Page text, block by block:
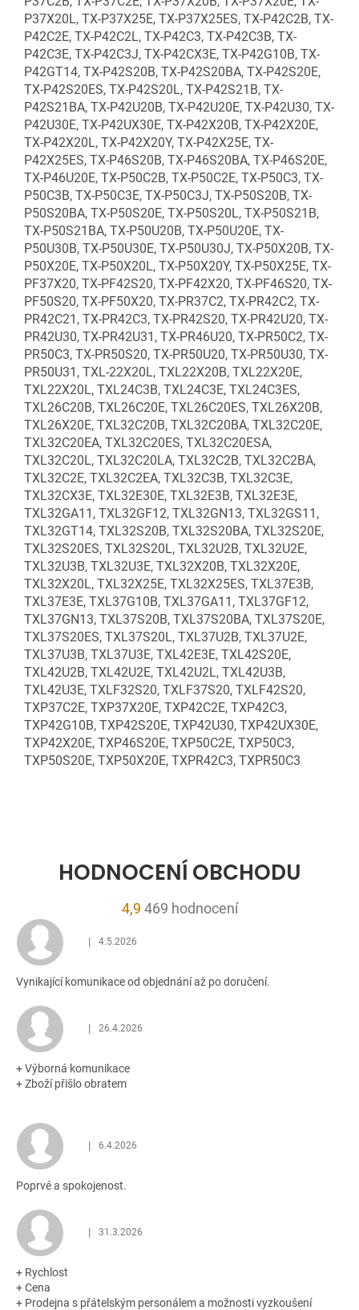
P37X20L, TX-P37X25E, TX-P37X25ES, TX-P42C2B, TX-
P42C2E, TX-P42C2L, TX-P42C3, TX-P42C3B, TX-
P42C3E, TX-P42C3J, TX-P42CX3E, TX-P42G10B, TX-
P42GT14, TX-P42S20B, TX-P42S20BA, TX-P42S20E,
TX-P42S20ES, TX-P42S20L, TX-P42S21B, TX-
P42S21BA, TX-P42U20B, TX-P42U20E, TX-P42U30, TX-
P42U30E, TX-P42UX30E, TX-P42X20B, TX-P42X20E,
TX-P42X20L, TX-P42X20Y, TX-P42X25E, TX-
P42X25ES, TX-P46S20B, TX-P46S20BA, TX-P46S20E,
TX-P46U20E, TX-P50C2B, TX-P50C2E, TX-P50C3, TX-
P50C3B, TX-P50C3E, TX-P50C3J, TX-P50S20B, TX-
P50S20BA, TX-P50S20E, TX-P50S20L, TX-P50S21B,
TX-P50S21BA, TX-P50U20B, TX-P50U20E, TX-
P50U30B, TX-P50U30E, TX-P50U30J, TX-P50X20B, TX-
P50X20E, TX-P50X20L, TX-P50X20Y, TX-P50X25E, TX-
PF37X20, TX-PF42S20, TX-PF42X20, TX-PF46S20, TX-
PF50S20, TX-PF50X20, TX-PR37C2, TX-PR42C2, TX-
PR42C21, TX-PR42C3, TX-PR42S20, TX-PR42U20, TX-
PR42U30, TX-PR42U31, TX-PR46U20, TX-PR50C2, TX-
PR50C3, TX-PR50S20, TX-PR50U20, TX-PR50U30, TX-
PR50U31, TXL-22X20L, TXL22X20B, TXL22X20E,
TXL22X20L, TXL24C3B, TXL24C3E, TXL24C3ES,
TXL26C20B, TXL26C20E, TXL26C20ES, TXL26X20B,
TXL26X20E, TXL32C20B, TXL32C20BA, TXL32C20E,
TXL32C20EA, TXL32C20ES, TXL32C20ESA,
TXL32C20L, TXL32C20LA, TXL32C2B, TXL32C2BA,
TXL32C2E, TXL32C2EA, TXL32C3B, TXL32C3E,
TXL32CX3E, TXL32E30E, TXL32E3B, TXL32E3E,
TXL32GA11, TXL32GF12, TXL32GN13, TXL32GS11,
TXL32GT14, TXL32S20B, TXL32S20BA, TXL32S20E,
TXL32S20ES, TXL32S20L, TXL32U2B, TXL32U2E,
TXL32U3B, TXL32U3E, TXL32X20B, TXL32X20E,
TXL32X20L, TXL32X25E, TXL32X25ES, TXL37E3B,
TXL37E3E, TXL37G10B, TXL37GA11, TXL37GF12,
TXL37GN13, TXL37S20B, TXL37S20BA, TXL37S20E,
TXL37S20ES, TXL37S20L, TXL37U2B, TXL37U2E,
TXL37U3B, TXL37U3E, TXL42E3E, TXL42S20E,
TXL42U2B, TXL42U2E, TXL42U2L, TXL42U3B,
TXL42U3E, TXLF32S20, TXLF37S20, TXLF42S20,
TXP37C2E, TXP37X20E, TXP42C2E, TXP42C3,
TXP42G10B, TXP42S20E, TXP42U30, TXP42UX30E,
TXP42X20E, TXP46S20E, TXP50C2E, TXP50C3,
TXP50S20E, TXP50X20E, TXPR42C3, TXPR50C3
HODNOCENÍ OBCHODU
4,9 Průměrné
4,9
469 hodnocení
Hodnocení obchodu je 5 z 5 hvězdiček.
| 4.5.2026
Vynikající komunikace od objednání až po doručení.
Hodnocení obchodu je 5 z 5 hvězdiček.
| 26.4.2026
+ Výborná komunikace
+ Zboží přišlo obratem
Hodnocení obchodu je 5 z 5 hvězdiček.
| 6.4.2026
Poprvé a spokojenost.
Hodnocení obchodu je 5 z 5 hvězdiček.
| 31.3.2026
+ Rychlost
+ Cena
+ Prodejna s přátelským personálem a možnosti vyzkoušení